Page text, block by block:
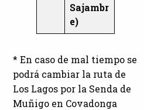
Sajambr
e)
* En caso de mal tiempo se
podrá cambiar la ruta de
Los Lagos por la Senda de
Muñigo en Covadonga